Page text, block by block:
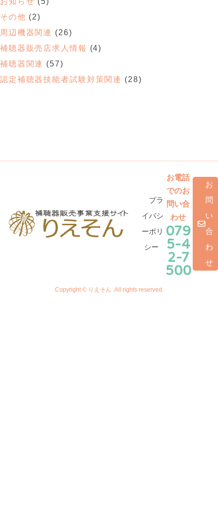
その他 (2)
周辺機器関連 (26)
補聴器販売店求人情報
(4)
補聴器関連 (57)
認定補聴器技能者試験対策関連 (28)
プラ
イバシ
ーポリ
シー
お電話
でのお
問い合
わせ
079
5-4
2-7
500
お
問
い
合
わ
せ
Copyright © りえそん .All rights reserved.